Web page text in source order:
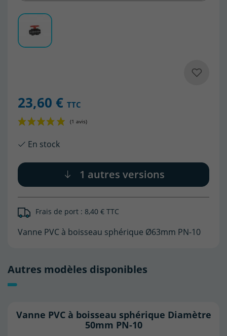
23,60 € TTC
(1 avis)
En stock
1 autres versions
Frais de port : 8,40 € TTC
Vanne PVC à boisseau sphérique Ø63mm PN-10
Autres modèles disponibles
Vanne PVC à boisseau sphérique Diamètre
50mm PN-10